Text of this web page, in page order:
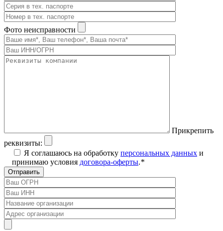
Фото неисправности
Прикрепить
реквизиты:
Я соглашаюсь на обработку персональных данных и
принимаю условия договора-оферты.*